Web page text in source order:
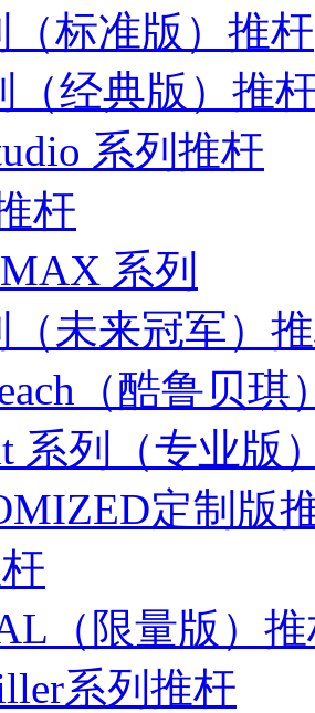
（标准版）推杆
（经典版）推
系列推杆
杆
系列
（未来冠军）
（酷鲁贝琪
系列（专业版
定制版
（限量版）
系列推杆